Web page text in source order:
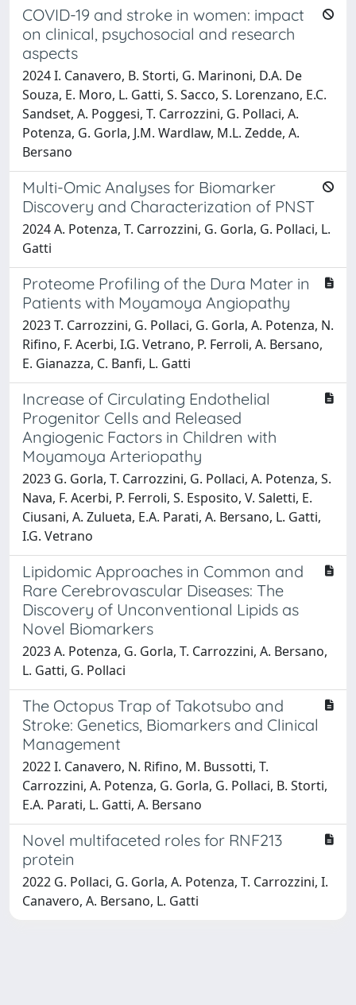
COVID-19 and stroke in women: impact
on clinical, psychosocial and research
aspects
2024 I. Canavero, B. Storti, G. Marinoni, D.A. De
Souza, E. Moro, L. Gatti, S. Sacco, S. Lorenzano, E.C.
Sandset, A. Poggesi, T. Carrozzini, G. Pollaci, A.
Potenza, G. Gorla, J.M. Wardlaw, M.L. Zedde, A.
Bersano
Multi-Omic Analyses for Biomarker
Discovery and Characterization of PNST
2024 A. Potenza, T. Carrozzini, G. Gorla, G. Pollaci, L.
Gatti
Proteome Profiling of the Dura Mater in
Patients with Moyamoya Angiopathy
2023 T. Carrozzini, G. Pollaci, G. Gorla, A. Potenza, N.
Rifino, F. Acerbi, I.G. Vetrano, P. Ferroli, A. Bersano,
E. Gianazza, C. Banfi, L. Gatti
Increase of Circulating Endothelial
Progenitor Cells and Released
Angiogenic Factors in Children with
Moyamoya Arteriopathy
2023 G. Gorla, T. Carrozzini, G. Pollaci, A. Potenza, S.
Nava, F. Acerbi, P. Ferroli, S. Esposito, V. Saletti, E.
Ciusani, A. Zulueta, E.A. Parati, A. Bersano, L. Gatti,
I.G. Vetrano
Lipidomic Approaches in Common and
Rare Cerebrovascular Diseases: The
Discovery of Unconventional Lipids as
Novel Biomarkers
2023 A. Potenza, G. Gorla, T. Carrozzini, A. Bersano,
L. Gatti, G. Pollaci
The Octopus Trap of Takotsubo and
Stroke: Genetics, Biomarkers and Clinical
Management
2022 I. Canavero, N. Rifino, M. Bussotti, T.
Carrozzini, A. Potenza, G. Gorla, G. Pollaci, B. Storti,
E.A. Parati, L. Gatti, A. Bersano
Novel multifaceted roles for RNF213
protein
2022 G. Pollaci, G. Gorla, A. Potenza, T. Carrozzini, I.
Canavero, A. Bersano, L. Gatti